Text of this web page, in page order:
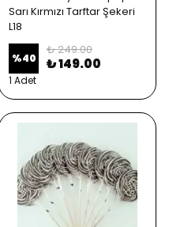
Sarı Kırmızı Tarftar Şekeri
L18
%40
₺ 249.00
₺ 149.00
1 Adet